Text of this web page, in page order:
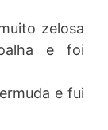
zelosa
e foi
e fui